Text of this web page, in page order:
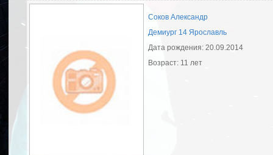
Соков Александр
Демиург 14 Ярославль
Дата рождения: 20.09.2014
Возраст: 11 лет